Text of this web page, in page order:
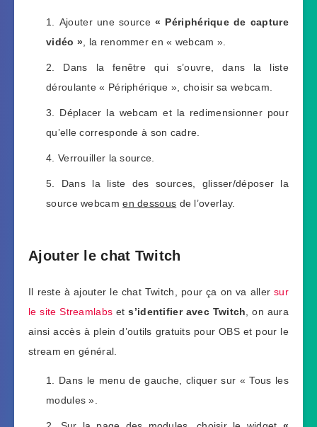
Ajouter une source « Périphérique de capture
vidéo » , la renommer en « webcam ».
Dans la fenêtre qui s’ouvre, dans la liste
déroulante « Périphérique », choisir sa webcam.
Déplacer la webcam et la redimensionner pour
qu’elle corresponde à son cadre.
Verrouiller la source.
Dans la liste des sources, glisser/déposer la
source webcamen dessous de l’overlay.
Ajouter le chat Twitch
Il reste à ajouter le chat Twitch, pour ça on va allersur
le site Streamlabs ets’identifier avec Twitch, on aura
ainsi accès à plein d’outils gratuits pour OBS et pour le
stream en général.
Dans le menu de gauche, cliquer sur « Tous les
modules ».